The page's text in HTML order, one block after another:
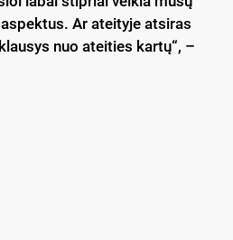
Ar ateityje atsiras
nuo ateities kartų“, –